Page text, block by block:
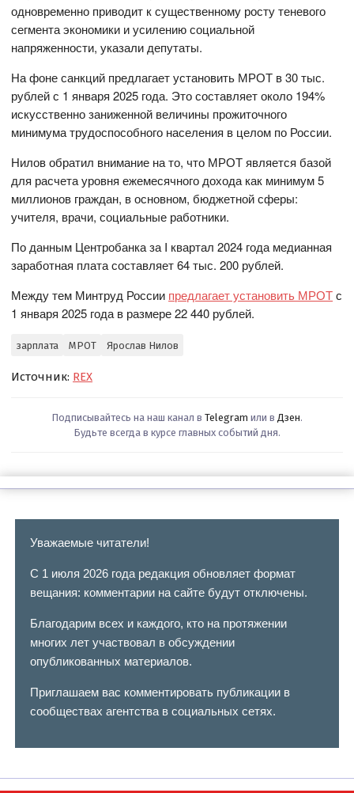
одновременно приводит к существенному росту теневого
сегмента экономики и усилению социальной
напряженности, указали депутаты.
На фоне санкций предлагает установить МРОТ в 30 тыс.
рублей с 1 января 2025 года. Это составляет около 194%
искусственно заниженной величины прожиточного
минимума трудоспособного населения в целом по России.
Нилов обратил внимание на то, что МРОТ является базой
для расчета уровня ежемесячного дохода как минимум 5
миллионов граждан, в основном, бюджетной сферы:
учителя, врачи, социальные работники.
По данным Центробанка за I квартал 2024 года медианная
заработная плата составляет 64 тыс. 200 рублей.
Между тем Минтруд России предлагает установить МРОТс
1 января 2025 года в размере 22 440 рублей.
зарплата МРОТ Ярослав Нилов
Источник: REX
Подписывайтесь на наш канал в Telegram или в Дзен.
Будьте всегда в курсе главных событий дня.
Уважаемые читатели!
С 1 июля 2026 года редакция обновляет формат
вещания: комментарии на сайте будут отключены.
Благодарим всех и каждого, кто на протяжении
многих лет участвовал в обсуждении
опубликованных материалов.
Приглашаем вас комментировать публикации в
сообществах агентства в социальных сетях.